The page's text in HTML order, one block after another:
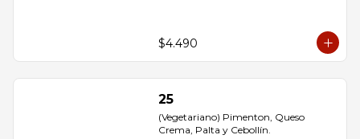
$4.490
25
(Vegetariano) Pimenton, Queso
Crema, Palta y Cebollín.